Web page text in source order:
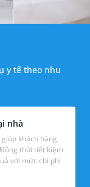
y tế theo nhu
nhà
khách hàng
thời tiết kiệm